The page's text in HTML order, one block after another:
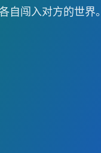
自闯入对方的世界。